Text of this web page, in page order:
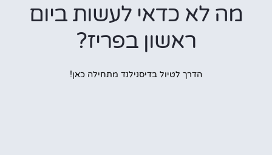
מה לא כדאי לעשות ביום
ראשון בפריז?
הדרך לטיול בדיסנילנד מתחילה כאן!